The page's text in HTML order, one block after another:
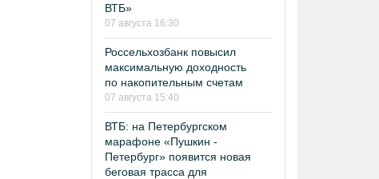
ВТБ»
07 августа 16:30
Россельхозбанк повысил
максимальную доходность
по накопительным счетам
07 августа 15:40
ВТБ: на Петербургском
марафоне «Пушкин -
Петербург» появится новая
беговая трасса для